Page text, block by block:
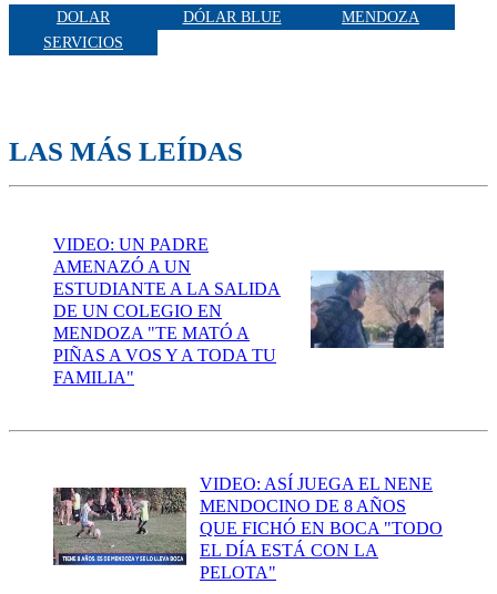
DOLAR DÓLAR BLUE
MENDOZA
SERVICIOS
LAS MÁS LEÍDAS
VIDEO: UN PADRE
AMENAZÓ A UN
ESTUDIANTE A LA SALIDA
DE UN COLEGIO EN
MENDOZA "TE MATÓ A
PIÑAS A VOS Y A TODA TU
FAMILIA"
VIDEO: ASÍ JUEGA EL NENE
MENDOCINO DE 8 AÑOS
QUE FICHÓ EN BOCA "TODO
EL DÍA ESTÁ CON LA
PELOTA"